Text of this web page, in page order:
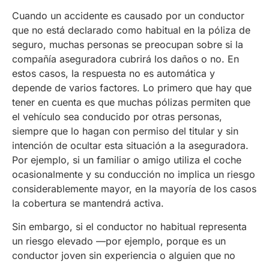
Cuando un accidente es causado por un conductor
que no está declarado como habitual en la póliza de
seguro, muchas personas se preocupan sobre si la
compañía aseguradora cubrirá los daños o no. En
estos casos, la respuesta no es automática y
depende de varios factores. Lo primero que hay que
tener en cuenta es que muchas pólizas permiten que
el vehículo sea conducido por otras personas,
siempre que lo hagan con permiso del titular y sin
intención de ocultar esta situación a la aseguradora.
Por ejemplo, si un familiar o amigo utiliza el coche
ocasionalmente y su conducción no implica un riesgo
considerablemente mayor, en la mayoría de los casos
la cobertura se mantendrá activa.
Sin embargo, si el conductor no habitual representa
un riesgo elevado —por ejemplo, porque es un
conductor joven sin experiencia o alguien que no